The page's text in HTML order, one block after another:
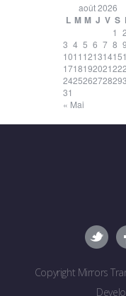
août 2026
L M M J V S
« Mai
1 2
3 4 5 6 7 8 9
1011 12131415
171819202122
242526272829
31
Copyright Mirrors